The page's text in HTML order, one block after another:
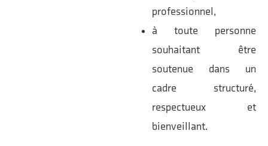
professionnel,
à toute personne
souhaitant être
soutenue dans un
cadre structuré,
respectueux et
bienveillant.